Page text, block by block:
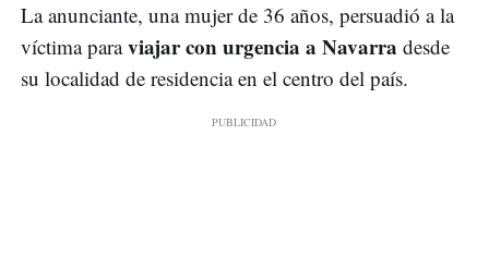
La anunciante, una mujer de 36 años, persuadió a la
víctima paraviajar con urgencia a Navarra desde
su localidad de residencia en el centro del país.